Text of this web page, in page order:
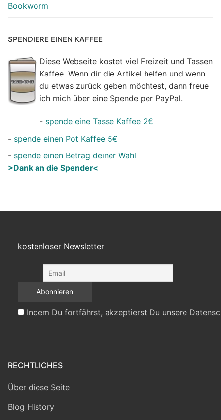
Bookworm
SPENDIERE EINEN KAFFEE
Diese Webseite kostet viel Freizeit und Tassen
Kaffee. Wenn dir die Artikel helfen und wenn
du etwas zurück geben möchtest, dann freue
ich mich über eine Spende per PayPal.
- spende eine Tasse Kaffee 2€
- spende einen Pot Kaffee 5€
- spende einen Betrag deiner Wahl
>Dank an die Spender<
kostenloser Newsletter
Indem Du fortfährst, akzeptierst Du unsere
RECHTLICHES
Über diese Seite
Blog History